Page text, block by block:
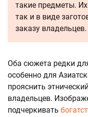
такие предметы.
так и в виде
заказу владельцев.
Оба сюжета редки
особенно для
прояснить
владельцев.
подчеркивать